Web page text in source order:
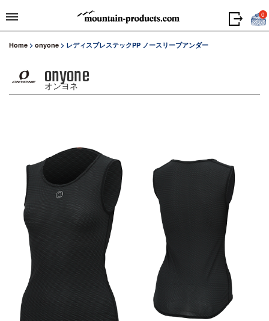
0
Home > onyone > レディスブレステックPP ノースリーブアンダー
onyone
オンヨネ